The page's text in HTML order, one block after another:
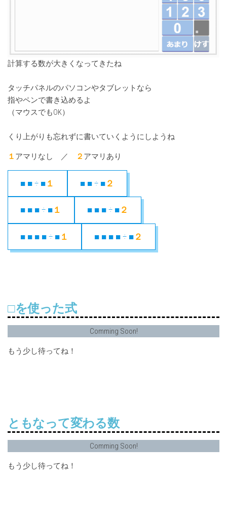
計算する数が大きくなってきたね
タッチパネルのパソコンやタブレットなら
指やペンで書き込めるよ
（マウスでもOK）
くり上がりも忘れずに書いていくようにしようね
１ アマリなし ／ ２ アマリあり
■ ■ ÷ ■ １ ■ ■ ÷ ■ ２
■ ■ ■ ÷ ■ １ ■ ■ ■ ÷ ■ ２
■ ■ ■ ■ ÷ ■ １ ■ ■ ■ ■ ÷ ■ ２
□を使った式
Comming Soon!
もう少し待ってね！
ともなって変わる数
Comming Soon!
もう少し待ってね！